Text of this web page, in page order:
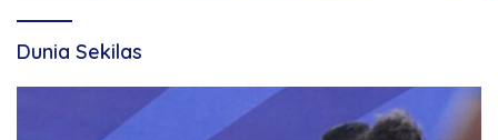
Dunia Sekilas